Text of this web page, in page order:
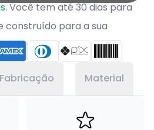
Você tem até 30 dias para
construído para a sua
Fabricação Material